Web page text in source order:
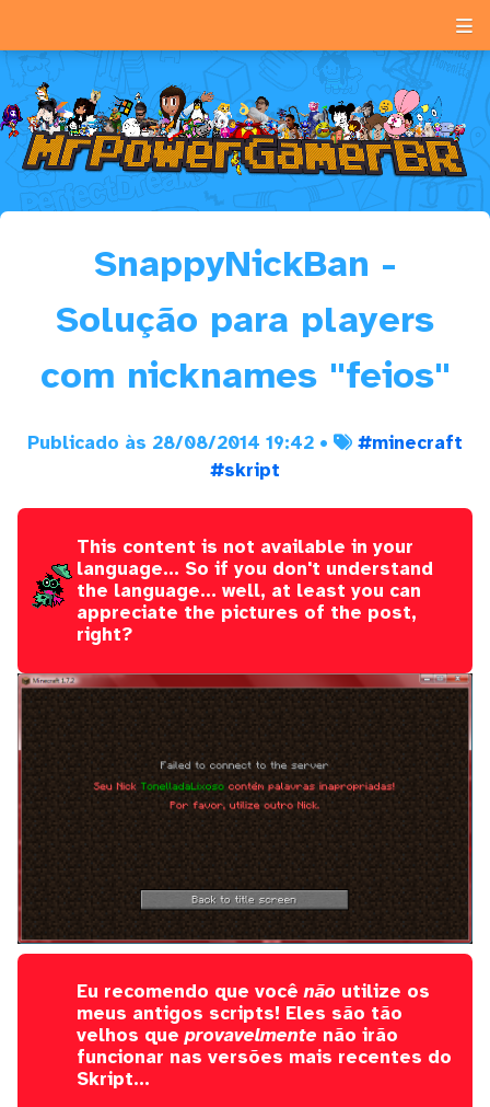
SnappyNickBan -
Solução para players
com nicknames "feios"
Publicado às 28/08/2014 19:42 •
#minecraft
#skript
This content is not available in your
language... So if you don't understand
the language... well, at least you can
appreciate the pictures of the post,
right?
Eu recomendo que vocênão utilize os
meus antigos scripts! Eles são tão
velhos queprovavelmente não irão
funcionar nas versões mais recentes do
Skript...